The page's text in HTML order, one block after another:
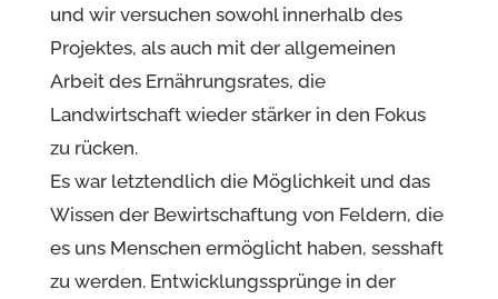
und wir versuchen sowohl innerhalb des
Projektes, als auch mit der allgemeinen
Arbeit des Ernährungsrates, die
Landwirtschaft wieder stärker in den Fokus
zu rücken.
Es war letztendlich die Möglichkeit und das
Wissen der Bewirtschaftung von Feldern, die
es uns Menschen ermöglicht haben, sesshaft
zu werden. Entwicklungssprünge in der